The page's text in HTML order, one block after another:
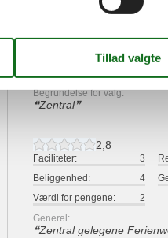
4
Gute Lage
Begrundelse for valg:
Zentral
2,8
Faciliteter: 3
Beliggenhed:
4
Værdi for pengene:
2
Generel:
Zentral gelegene